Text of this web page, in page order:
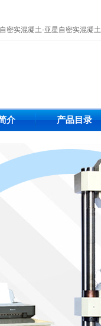
密实混凝土-亚星自密实混凝
介 产品目录